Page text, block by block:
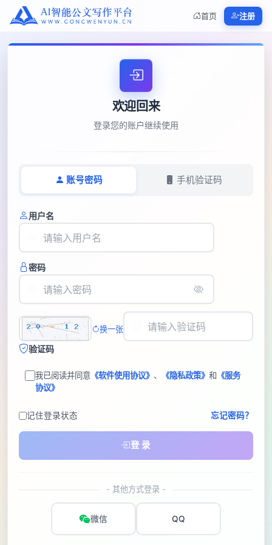
首页 注册
欢迎回来
登录您的账户继续使用
账号密码 手机验证码
用户名
密码
换一张
验证码
我已阅读并同意 《软件使用协议》 、 《隐私政策》 和 《服务
协议》
记住登录状态 忘记密码？
登 录
- 其他方式登录 -
微信 QQ